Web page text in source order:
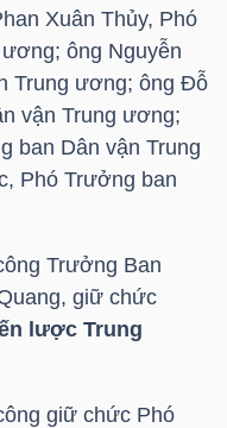
Xuân Thủy, Phó
ông Nguyễn
Trung ương; ông Đỗ
vận Trung ương;
ban Dân vận Trung
Phó Trưởng ban
Trưởng Ban
giữ chức
lược Trung
giữ chức Phó